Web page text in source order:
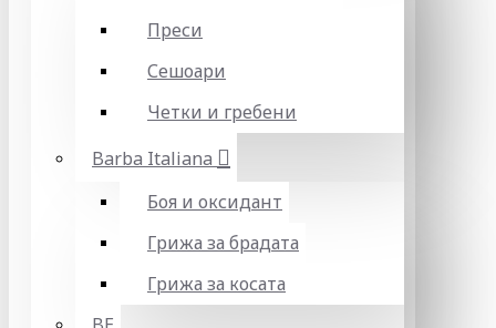
Преси
Сешоари
Четки и гребени
Barba Italiana
Боя и оксидант
Грижа за брадата
Грижа за косата